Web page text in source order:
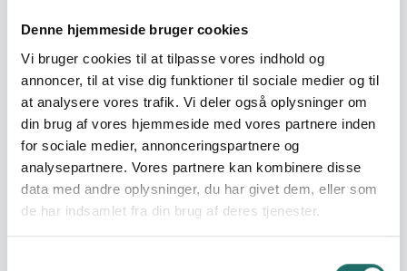
Denne hjemmeside bruger cookies
Vi bruger cookies til at tilpasse vores indhold og
annoncer, til at vise dig funktioner til sociale medier og til
at analysere vores trafik. Vi deler også oplysninger om
din brug af vores hjemmeside med vores partnere inden
for sociale medier, annonceringspartnere og
analysepartnere. Vores partnere kan kombinere disse
data med andre oplysninger, du har givet dem, eller som
de har indsamlet fra din brug af deres tjenester.
sustainable livelihoods
for workers in
horticulture plantations
in Kenya, Uganda and
Tanzania
TPAWU was formed for the purpose of protecting the
interest of workers in the plantation and agricultural by
insuring the securing improvements in pay, benefits,
working conditions. ACTIVITIES OF TPAWU 1. Negotiate
agreements with employers on pay and conditions 2.